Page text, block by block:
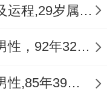
三足金蟾口衔
曜石自身有强
1995年属猪女2024年运势及运程,29岁属猪人2024全年每月运势女性如何
1992年属猴人2024年运势男性，92年32岁属猴男2024年每月运程怎么样
1985年属牛人2024年运势男性,85年39岁属牛男2024年每月运程怎么样